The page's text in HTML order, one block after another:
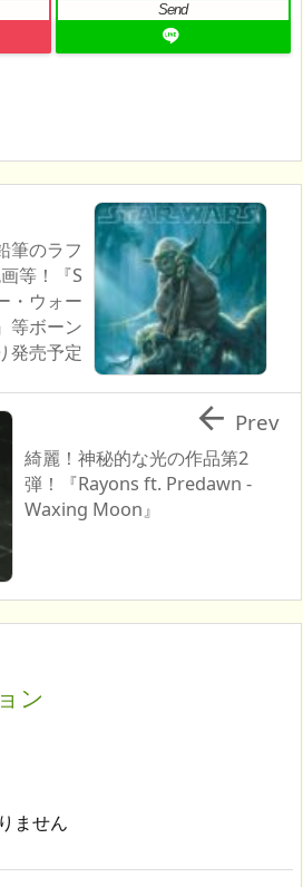
Send
筆のラフ
等！『S
・ウォー
等ボーン
発売予定
綺麗！神秘的な光の作品第2
弾！『Rayons ft. Predawn -
Waxing Moon』
 Prev
ン
ません